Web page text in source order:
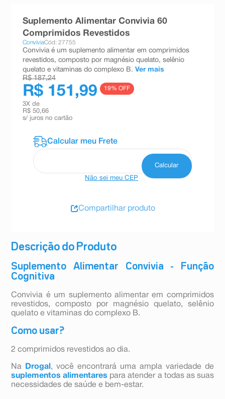
Descrição do Produto
Suplemento Alimentar Convivia - Função
Cognitiva
Convivia é um suplemento alimentar em comprimidos
revestidos, composto por magnésio quelato, selênio
quelato e vitaminas do complexo B.
Como usar?
2 comprimidos revestidos ao dia.
Na Drogal , você encontrará uma ampla variedade de
suplementos alimentares para atender a todas as suas
necessidades de saúde e bem-estar.
Suplemento Alimentar Convivia 60
Comprimidos Revestidos
ConviviaCód: 27755
Convivia é um suplemento alimentar em comprimidos
revestidos, composto por magnésio quelato, selênio
quelato e vitaminas do complexo B. Ver mais
R$ 187,24
R$ 151,99 19% OFF
3X de
R$ 50,66
s/ juros no cartão
Não sei meu CEP
Compartilhar produto
esmalte
10ºabsorvente